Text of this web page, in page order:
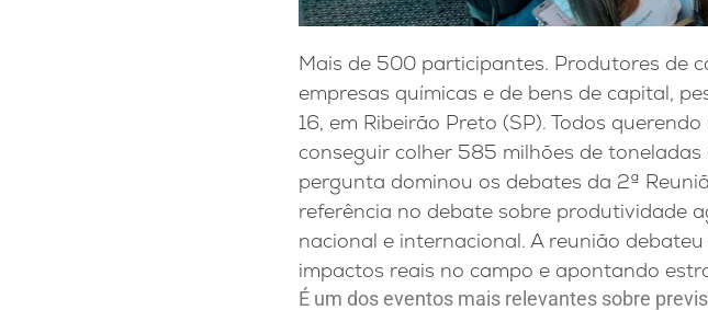
Mais de 500 participantes. Produtores de
empresas químicas e de bens de capital,
16, em Ribeirão Preto (SP). Todos
conseguir colher 585 milhões de
pergunta dominou os debates da 2ª
referência no debate sobre produtividade
nacional e internacional. A reunião
impactos reais no campo e apontando
É um dos eventos mais relevantes sobre